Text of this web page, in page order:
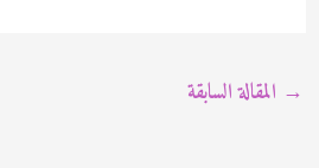
→ المقالة السابقة